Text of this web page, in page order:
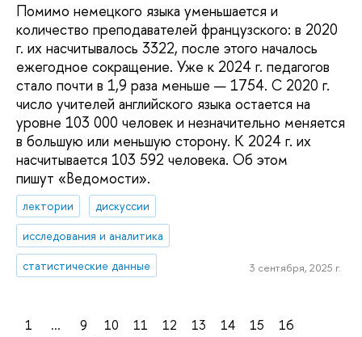
Помимо немецкого языка уменьшается и
количество преподавателей французского: в 2020
г. их насчитывалось 3322, после этого началось
ежегодное сокращение. Уже к 2024 г. педагогов
стало почти в 1,9 раза меньше — 1754. С 2020 г.
число учителей английского языка остается на
уровне 103 000 человек и незначительно меняется
в большую или меньшую сторону. К 2024 г. их
насчитывается 103 592 человека. Об этом
пишут «Ведомости».
лектории
дискуссии
исследования и аналитика
статистические данные
3 сентября, 2025 г.
1 ... 9 10 11 12 13 14 15
16